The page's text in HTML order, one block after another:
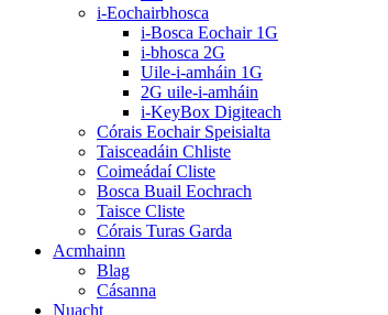
i-Eochairbhosca
i-Bosca Eochair 1G
i-bhosca 2G
Uile-i-amháin 1G
2G uile-i-amháin
i-KeyBox Digiteach
Córais Eochair Speisialta
Taisceadáin Chliste
Coimeádaí Cliste
Bosca Buail Eochrach
Taisce Cliste
Córais Turas Garda
Acmhainn
Blag
Cásanna
Nuacht